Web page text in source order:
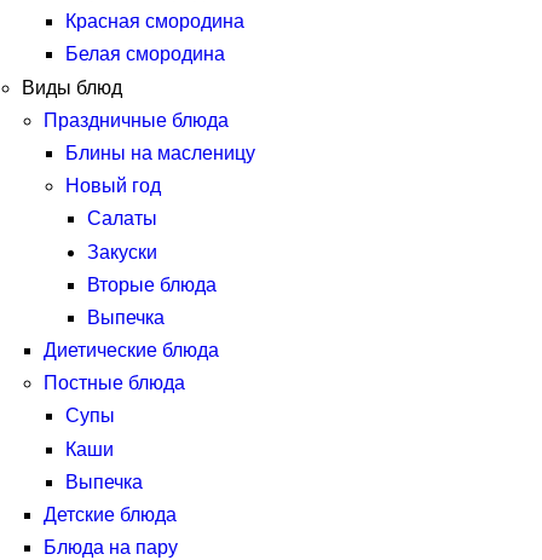
Красная смородина
Белая смородина
Виды блюд
Праздничные блюда
Блины на масленицу
Новый год
Салаты
Закуски
Вторые блюда
Выпечка
Диетические блюда
Постные блюда
Супы
Каши
Выпечка
Детские блюда
Блюда на пару